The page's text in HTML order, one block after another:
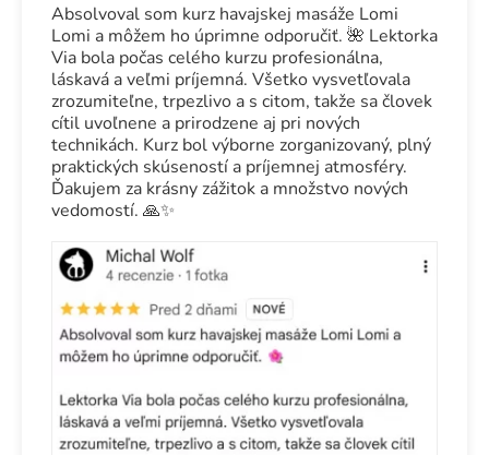
Absolvoval som kurz havajskej masáže Lomi
Lomi a môžem ho úprimne odporučiť. 🌺 Lektorka
Via bola počas celého kurzu profesionálna,
láskavá a veľmi príjemná. Všetko vysvetľovala
zrozumiteľne, trpezlivo a s citom, takže sa človek
cítil uvoľnene a prirodzene aj pri nových
technikách. Kurz bol výborne zorganizovaný, plný
praktických skúseností a príjemnej atmosféry.
Ďakujem za krásny zážitok a množstvo nových
vedomostí. 🙏✨